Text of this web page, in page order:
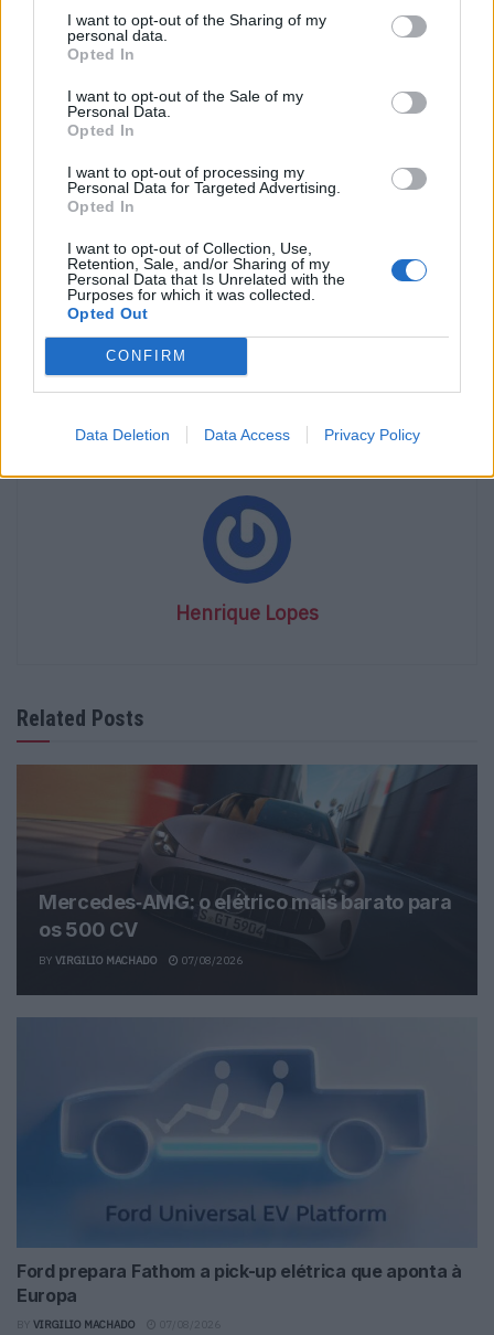
I want to opt-out of the Sharing of my
personal data.
Opted In
I want to opt-out of the Sale of my
Personal Data.
Opted In
I want to opt-out of processing my
Personal Data for Targeted Advertising.
Opted In
I want to opt-out of Collection, Use,
Retention, Sale, and/or Sharing of my
Personal Data that Is Unrelated with the
Purposes for which it was collected.
Opted Out
CONFIRM
Data Deletion Data Access Privacy Policy
Os modelos Jeep Renegade e Compass 4xe First Edition
quilómetros, 4 anos de manutenção e garantia da bateria
de 8 anos e estarão disponíveis com um pacote de
carregamento doméstico através da Hybrid Wallbox.
Para o lançamento comercial, quatro níveis de
equipamento – Longitude, Limited, S e Trailhawk – juntar-
se-ão à exclusiva “First Edition”, completando a gama do
Renegade e do Compass 4xe. Os modelos PHEV
Henrique Lopes
Related Posts
Mercedes‑AMG: o elétrico mais barato para
os 500 CV
BY VIRGILIO MACHADO 07/08/2026
Ford prepara Fathom a pick-up elétrica que aponta à
Europa
VIRGILIO MACHADO